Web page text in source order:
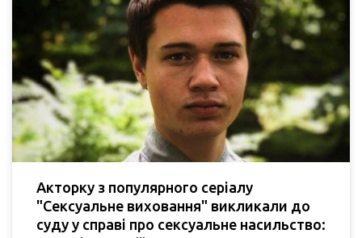
Акторку з популярного серіалу
"Сексуальне виховання" викликали до
суду у справі про сексуальне насильство: